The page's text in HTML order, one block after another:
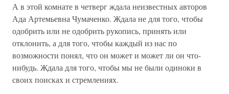
А в этой комнате в четверг ждала неизвестных авторов
Ада Артемьевна Чумаченко. Ждала не для того, чтобы
одобрить или не одобрить рукопись, принять или
отклонить, а для того, чтобы каждый из нас по
возможности понял, что он может и может ли он что-
нибудь. Ждала для того, чтобы мы не были одиноки в
своих поисках и стремлениях.